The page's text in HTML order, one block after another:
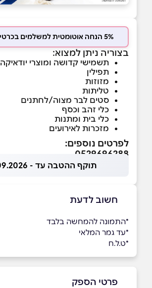
5% הנחה אוטומטית למשלמים בכרטיס המועדון
בצוריה ניתן למצוא:
תשמישי קדושה ומוצרי יודאיקה
תפילין
מזוזות
טליתות
סטים לבר מצוה/לחתנים
כלי זהב וכסף
כלי בית ומתנות
מזכרות לאירועים
לפרטים נוספים:
0529696288
תוקף ההטבה עד - 10.09.2026
חשוב לדעת
*התמונה להמחשה בלבד
*עד גמר המלאי
*ט.ל.ח
פרטי הספק